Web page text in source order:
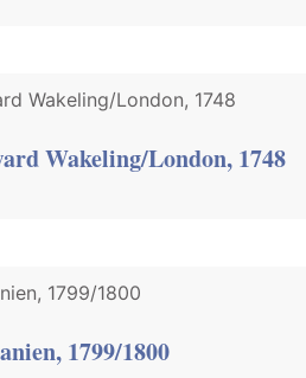
Wakeling/London, 1748
1799/1800